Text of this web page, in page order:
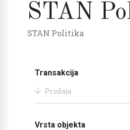
STAN
STAN Politika
Transakcija
Prodaja
Vrsta objekta